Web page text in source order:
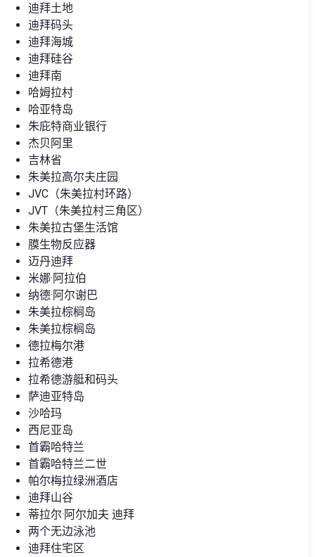
迪拜土地
迪拜码头
迪拜海城
迪拜硅谷
迪拜南
哈姆拉村
哈亚特岛
朱庇特商业银行
杰贝阿里
吉林省
朱美拉高尔夫庄园
JVC（朱美拉村环路）
JVT（朱美拉村三角区）
朱美拉古堡生活馆
膜生物反应器
迈丹迪拜
米娜·阿拉伯
纳德·阿尔谢巴
朱美拉棕榈岛
朱美拉棕榈岛
德拉梅尔港
拉希德港
拉希德游艇和码头
萨迪亚特岛
沙哈玛
西尼亚岛
首霸哈特兰
首霸哈特兰二世
帕尔梅拉绿洲酒店
迪拜山谷
蒂拉尔·阿尔加夫 迪拜
两个无边泳池
迪拜住宅区